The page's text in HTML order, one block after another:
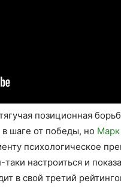
позиционная
в шаге от победы, но Марк
психологическое
настроиться и
в свой третий